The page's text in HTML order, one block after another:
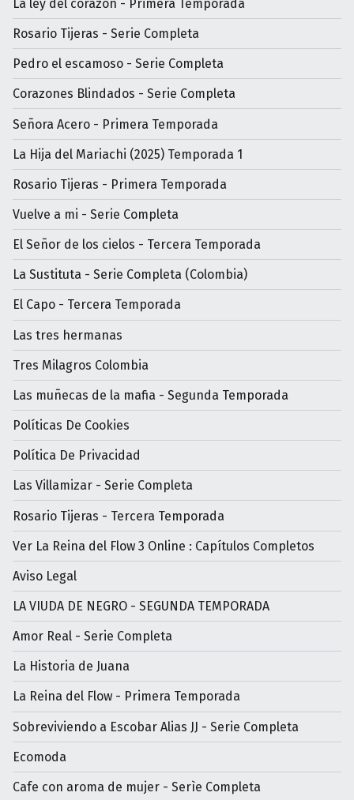
La ley del corazón - Primera Temporada
Rosario Tijeras - Serie Completa
Pedro el escamoso - Serie Completa
Corazones Blindados - Serie Completa
Señora Acero - Primera Temporada
La Hija del Mariachi (2025) Temporada 1
Rosario Tijeras - Primera Temporada
Vuelve a mi - Serie Completa
El Señor de los cielos - Tercera Temporada
La Sustituta - Serie Completa (Colombia)
El Capo - Tercera Temporada
Las tres hermanas
Tres Milagros Colombia
Las muñecas de la mafia - Segunda Temporada
Políticas De Cookies
Política De Privacidad
Las Villamizar - Serie Completa
Rosario Tijeras - Tercera Temporada
Ver La Reina del Flow 3 Online : Capítulos Completos
Aviso Legal
LA VIUDA DE NEGRO - SEGUNDA TEMPORADA
Amor Real - Serie Completa
La Historia de Juana
La Reina del Flow - Primera Temporada
Sobreviviendo a Escobar Alias JJ - Serie Completa
Ecomoda
Cafe con aroma de mujer - Serìe Completa